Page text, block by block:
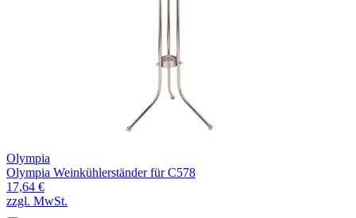
Olympia
Olympia Weinkühlerständer für C578
17,64 €
zzgl. MwSt.